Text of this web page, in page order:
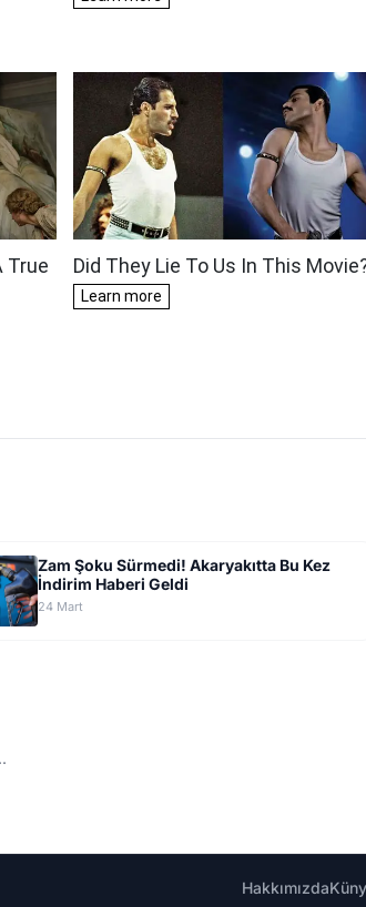
Zam Şoku Sürmedi! Akaryakıtta Bu Kez
İndirim Haberi Geldi
24 Mart
sona gelindi. Bugün son gün
fiyatlar düşerken, kampanya